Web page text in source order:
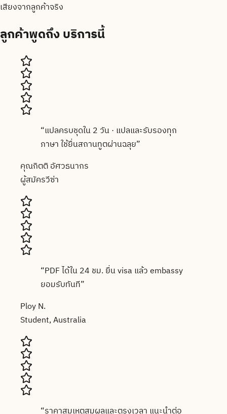
เสียงจากลูกค้าจริง
ลูกค้าพูดถึงบริการนี้
“แปลครบชุดใน 2 วัน · แปลและรับรองทุก
ภาษา ใช้ยื่นสถานทูตผ่านฉลุย”
คุณกิตติ อัศวธนากร
ผู้สมัครวีซ่า
“PDF ได้ใน 24 ชม. ยื่น visa แล้ว embassy
ยอมรับทันที”
Ploy N.
Student, Australia